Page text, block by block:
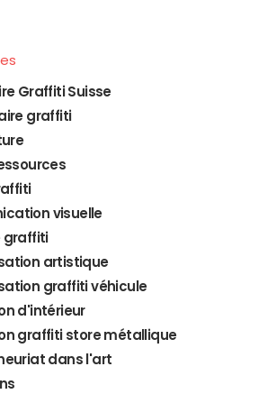
Graffiti Suisse
graffiti
visuelle
graffiti
artistique
graffiti véhicule
d'intérieur
graffiti store métallique
dans l'art